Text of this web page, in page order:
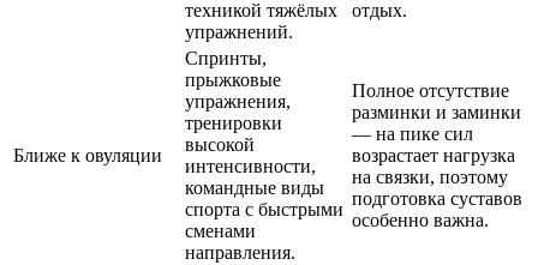
техникой тяжёлых
упражнений.
отдых.
Ближе к овуляции
Спринты,
прыжковые
упражнения,
тренировки
высокой
интенсивности,
командные виды
спорта с быстрыми
сменами
направления.
Полное отсутствие
разминки и заминки
— на пике сил
возрастает нагрузка
на связки, поэтому
подготовка суставов
особенно важна.